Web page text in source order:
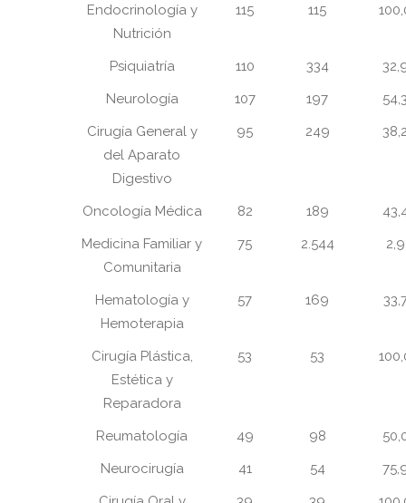
Endocrinología y
Nutrición
115 115
Psiquiatría 110 334
Neurología
107 197
Cirugía General y
del Aparato
Digestivo
95 249
Oncología Médica 82 189
Medicina Familiar y
Comunitaria
75 2.544
Hematología y
Hemoterapia
57 169
Cirugía Plástica,
Estética y
Reparadora
53 53
Reumatología 49 98
Neurocirugía
41 54